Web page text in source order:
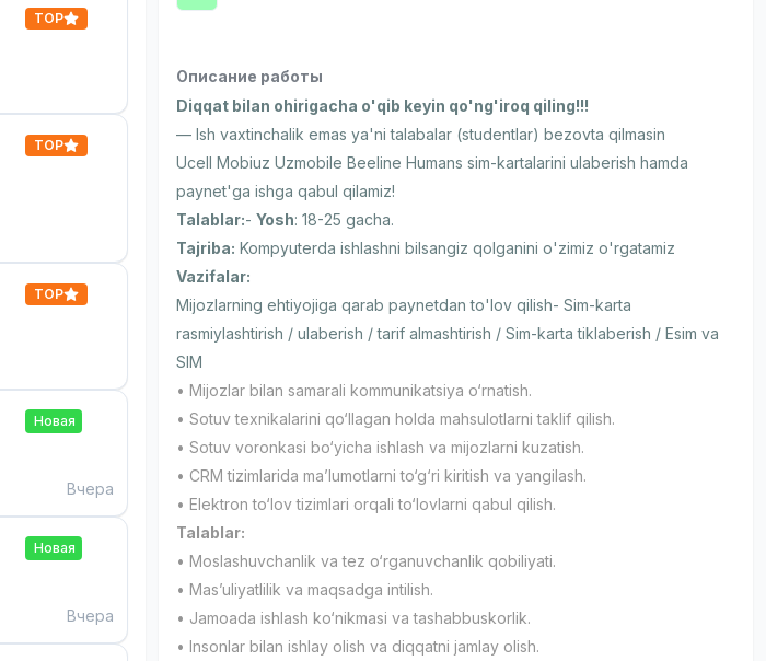
TOP
TOP
TOP
Новая
Вчера
Новая
Вчера
Описание работы
Diqqat bilan ohirigacha o'qib keyin qo'ng'iroq qiling!!!
— Ish vaxtinchalik emas ya'ni talabalar (studentlar) bezovta qilmasin
Ucell Mobiuz Uzmobile Beeline Humans sim-kartalarini ulaberish hamda
paynet'ga ishga qabul qilamiz!
Talablar:-Yosh: 18-25 gacha.
Tajriba: Kompyuterda ishlashni bilsangiz qolganini o'zimiz o'rgatamiz
Vazifalar:
Mijozlarning ehtiyojiga qarab paynetdan to'lov qilish- Sim-karta
rasmiylashtirish / ulaberish / tarif almashtirish / Sim-karta tiklaberish / Esim va
SIM
• Mijozlar bilan samarali kommunikatsiya o‘rnatish.
• Sotuv texnikalarini qo‘llagan holda mahsulotlarni taklif qilish.
• Sotuv voronkasi bo‘yicha ishlash va mijozlarni kuzatish.
• CRM tizimlarida ma’lumotlarni to‘g‘ri kiritish va yangilash.
• Elektron to‘lov tizimlari orqali to‘lovlarni qabul qilish.
Talablar:
• Moslashuvchanlik va tez o‘rganuvchanlik qobiliyati.
• Mas’uliyatlilik va maqsadga intilish.
• Jamoada ishlash ko‘nikmasi va tashabbuskorlik.
• Insonlar bilan ishlay olish va diqqatni jamlay olish.